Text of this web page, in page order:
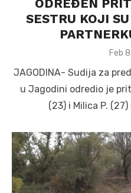
ODREĐEN
SESTRU KOJI
Feb
JAGODINA- Sudija za
u Jagodini odredio je
(23) i Milica P.